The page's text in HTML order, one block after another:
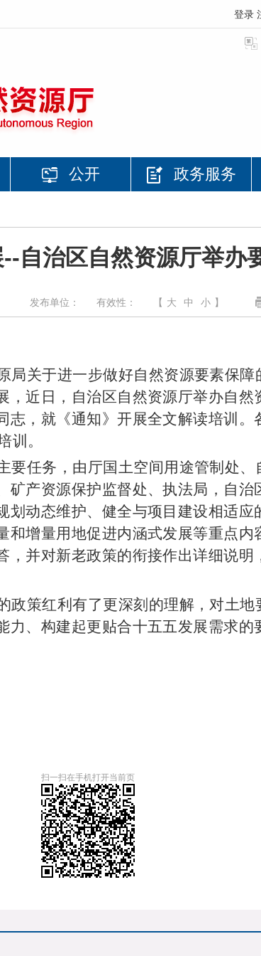
登录
公开 政务服务
自治区自然资源厅举办
发布单位： 有效性： 【 大 中 小 】
关于进一步做好自然资源要素保障
近日，自治区自然资源厅举办自
，就《通知》开展全文解读培训。
训。
要任务，由厅国土空间用途管制处
产资源保护监督处、执法局，自
动态维护、健全与项目建设相适
增量用地促进内涵式发展等重点内
并对新老政策的衔接作出详细说
政策红利有了更深刻的理解，对土
、构建起更贴合十五五发展需求
扫一扫在手机打开当前页